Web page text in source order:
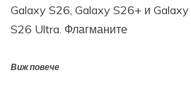
Galaxy S26, Galaxy S26+ и Galaxy
S26 Ultra. Флагманите
Виж повече